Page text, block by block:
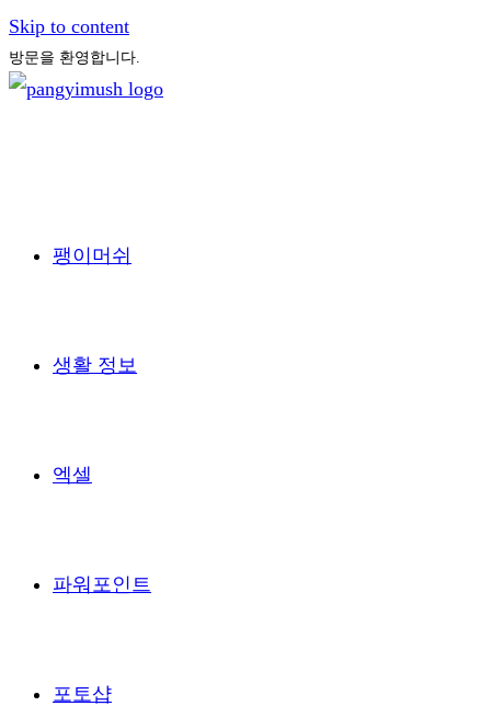
Skip to content
방문을 환영합니다.
팽이머쉬
생활 정보
엑셀
파워포인트
포토샵